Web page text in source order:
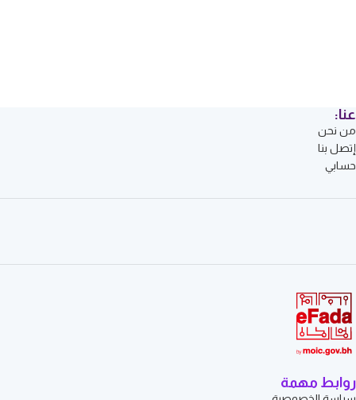
عنا:
من نحن
إتصل بنا
حسابي
روابط مهمة